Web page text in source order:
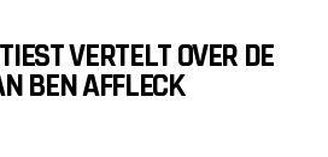
VERTELT OVER DE
BEN AFFLECK